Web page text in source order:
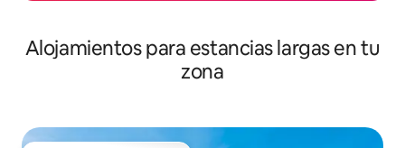
Alojamientos para estancias largas en tu
zona